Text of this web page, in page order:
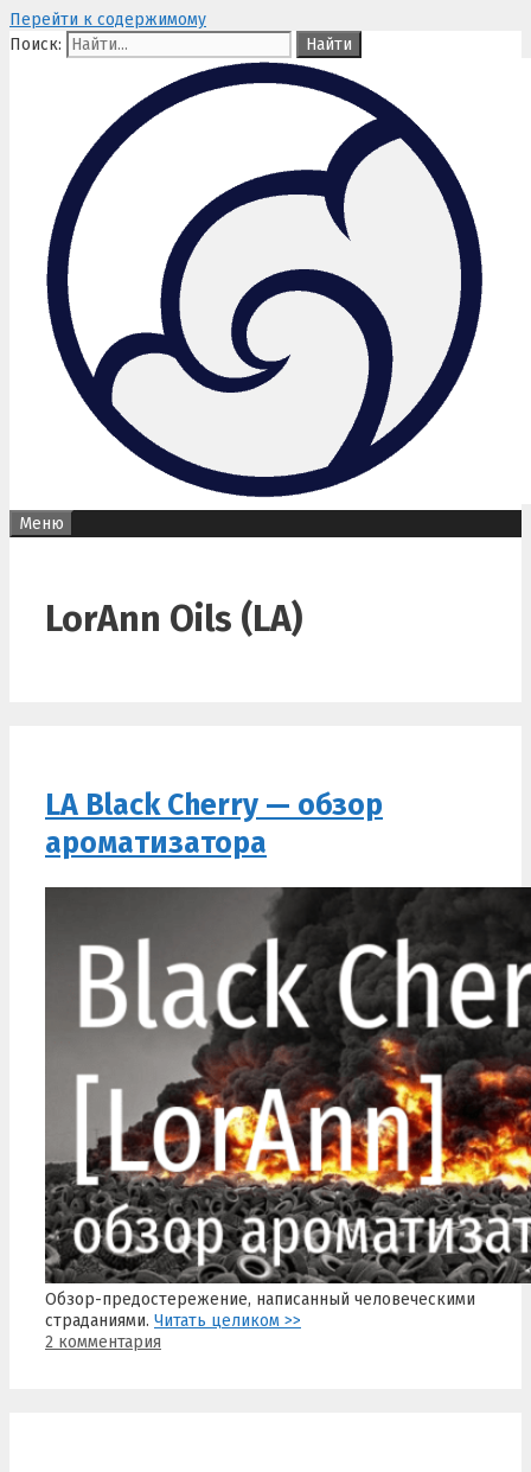
Перейти к содержимому
Поиск:
Меню
LorAnn Oils (LA)
LA Black Cherry — обзор
ароматизатора
Обзор-предостережение, написанный человеческими
страданиями. Читать целиком >>
2 комментария